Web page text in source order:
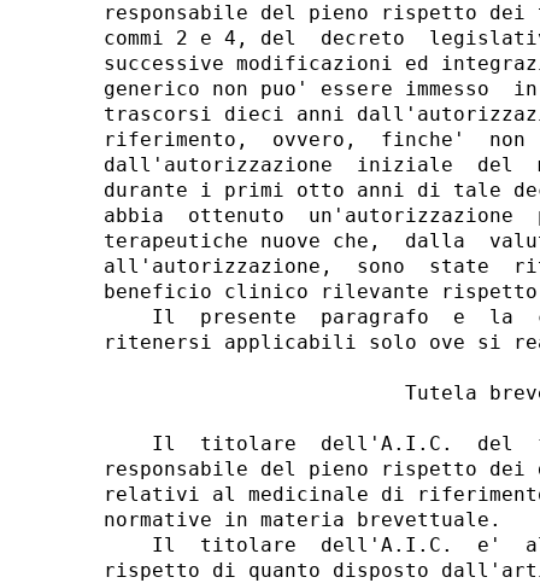
responsabile del pieno rispetto
commi 2 e 4, del  decreto
successive modificazioni ed
generico non puo' essere immesso
trascorsi dieci anni
riferimento,  ovvero,  finche'
dall'autorizzazione  iniziale  del
durante i primi otto anni di tale
abbia  ottenuto
terapeutiche nuove che,  dalla
all'autorizzazione,  sono  state
beneficio clinico rilevante
Il  presente  paragrafo  e  la
ritenersi applicabili solo ove si
Tutela
Il  titolare  dell'A.I.C.  del
responsabile del pieno rispetto
relativi al medicinale di
normative in materia brevettuale.
Il  titolare  dell'A.I.C.  e'
rispetto di quanto disposto